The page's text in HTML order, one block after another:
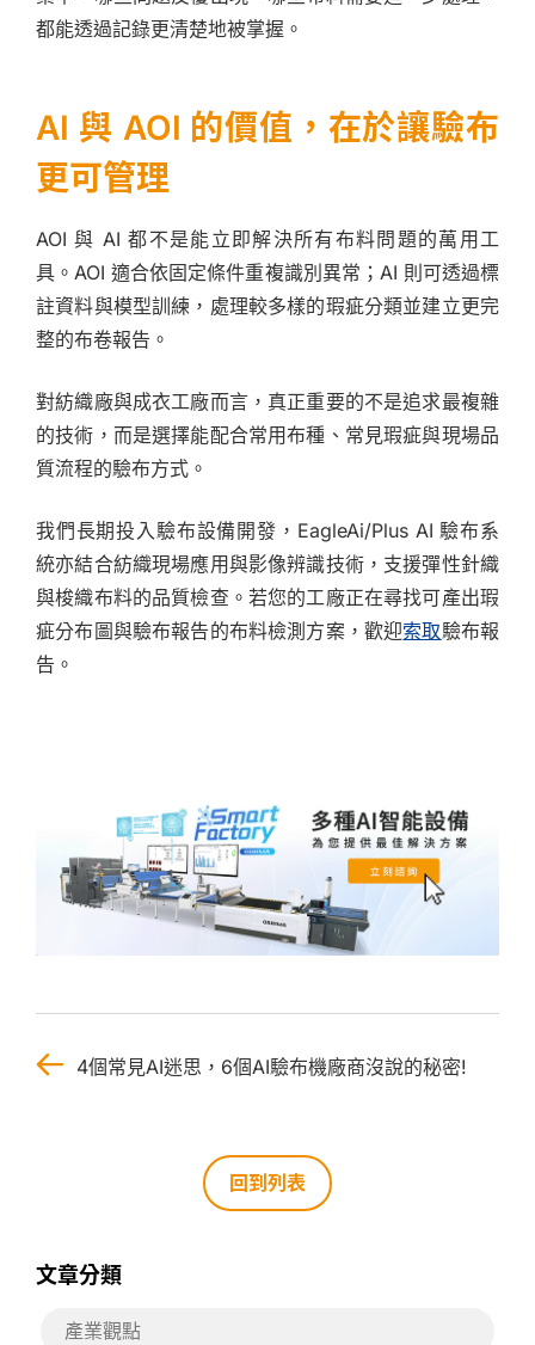
都能透過記錄更清楚地被掌握。
AI 與 AOI 的價值，在於讓驗布
更可管理
AOI 與 AI 都不是能立即解決所有布料問題的萬用工
具。AOI 適合依固定條件重複識別異常；AI 則可透過標
註資料與模型訓練，處理較多樣的瑕疵分類並建立更完
整的布卷報告。
對紡織廠與成衣工廠而言，真正重要的不是追求最複雜
的技術，而是選擇能配合常用布種、常見瑕疵與現場品
質流程的驗布方式。
我們長期投入驗布設備開發，EagleAi/Plus AI 驗布系
統亦結合紡織現場應用與影像辨識技術，支援彈性針織
與梭織布料的品質檢查。若您的工廠正在尋找可產出瑕
疵分布圖與驗布報告的布料檢測方案，歡迎索取驗布報
告。
4個常見AI迷思，6個AI驗布機廠商沒說的秘密!
回到列表
文章分類
產業觀點